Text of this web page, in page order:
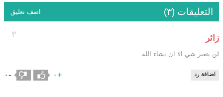
التعليقات (٣) اضف تعليق
٣ زائر
لن يتغير شي الا ان يشاء الله
اضافة رد +٠ -٠